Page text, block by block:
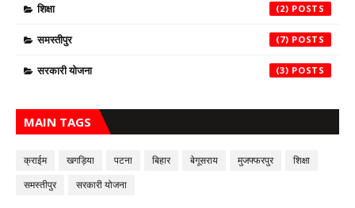
शिक्षा (2)
समस्तीपुर (7)
सरकारी योजना (3)
MAIN TAGS
क्राईम खगड़िया पटना बिहार बेगूसराय मुजफ्फरपुर
शिक्षा
समस्तीपुर
सरकारी योजना